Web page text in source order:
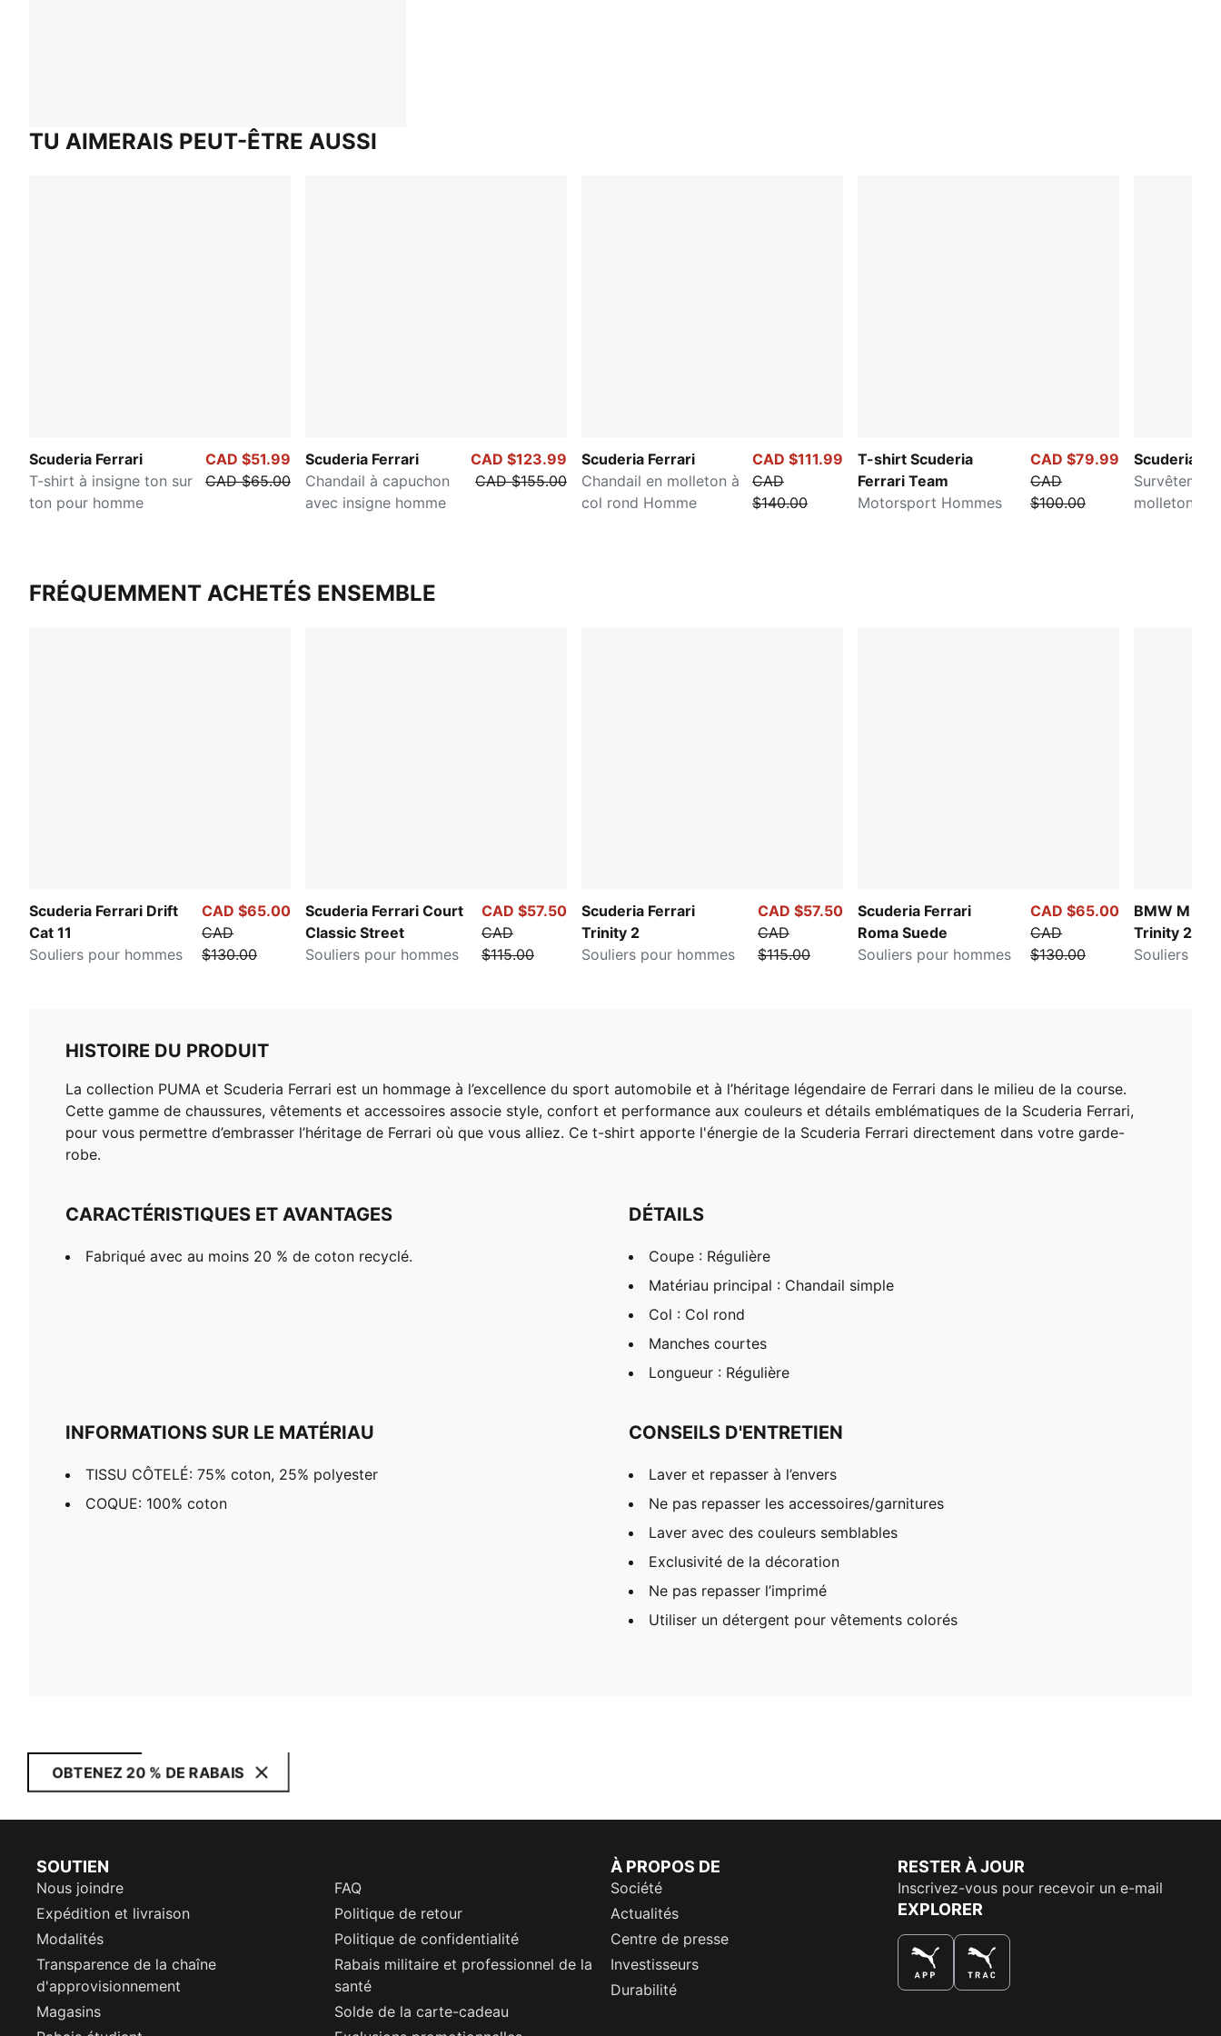
TU AIMERAIS PEUT-ÊTRE AUSSI
Scuderia Ferrari
T-shirt à insigne ton sur
ton pour homme
CAD $51.99
CAD $65.00
Scuderia Ferrari
Chandail à capuchon
avec insigne homme
CAD $123.99
CAD $155.00
Scuderia Ferrari
Chandail en molleton à
col rond Homme
CAD $111.99
CAD
$140.00
T-shirt Scuderia
Ferrari Team
Motorsport Hommes
CAD $79.99
CAD
$100.00
Scuderia
Survêtement
molletonné
FRÉQUEMMENT ACHETÉS ENSEMBLE
Scuderia Ferrari Drift
Cat 11
Souliers pour hommes
CAD $65.00
CAD
$130.00
Scuderia Ferrari Court
Classic Street
Souliers pour hommes
CAD $57.50
CAD
$115.00
Scuderia Ferrari
Trinity 2
Souliers pour hommes
CAD $57.50
CAD
$115.00
Scuderia Ferrari
Roma Suede
Souliers pour hommes
CAD $65.00
CAD
$130.00
BMW M
Trinity 2
Souliers
HISTOIRE DU PRODUIT
La collection PUMA et Scuderia Ferrari est un hommage à l’excellence du sport automobile et à l’héritage légendaire de Ferrari dans le milieu de la course.
Cette gamme de chaussures, vêtements et accessoires associe style, confort et performance aux couleurs et détails emblématiques de la Scuderia Ferrari,
pour vous permettre d’embrasser l’héritage de Ferrari où que vous alliez. Ce t-shirt apporte l'énergie de la Scuderia Ferrari directement dans votre garde-
robe.
CARACTÉRISTIQUES ET AVANTAGES
Fabriqué avec au moins 20 % de coton recyclé.
DÉTAILS
Coupe : Régulière
Matériau principal : Chandail simple
Col : Col rond
Manches courtes
Longueur : Régulière
INFORMATIONS SUR LE MATÉRIAU
TISSU CÔTELÉ: 75% coton, 25% polyester
COQUE: 100% coton
CONSEILS D'ENTRETIEN
Laver et repasser à l’envers
Ne pas repasser les accessoires/garnitures
Laver avec des couleurs semblables
Exclusivité de la décoration
Ne pas repasser l’imprimé
Utiliser un détergent pour vêtements colorés
OBTENEZ 20 % DE RABAIS
SOUTIEN
Nous joindre
FAQ
Expédition et livraison
Politique de retour
Modalités
Politique de confidentialité
Transparence de la chaîne
d'approvisionnement
Rabais militaire et professionnel de la
santé
Magasins
Solde de la carte-cadeau
À PROPOS DE
Société
Actualités
Centre de presse
Investisseurs
Durabilité
RESTER À JOUR
Inscrivez-vous pour recevoir un e-mail
EXPLORER